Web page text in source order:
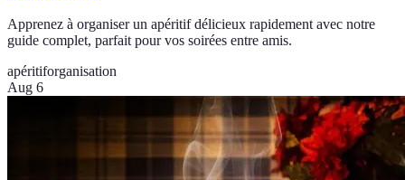
Apprenez à organiser un apéritif délicieux rapidement avec notre
guide complet, parfait pour vos soirées entre amis.
apéritiforganisation
Aug 6